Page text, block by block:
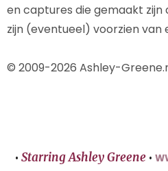
en captures die gemaakt zijn
zijn (eventueel) voorzien van
© 2009-2026 Ashley-
• Starring Ashley Greene •